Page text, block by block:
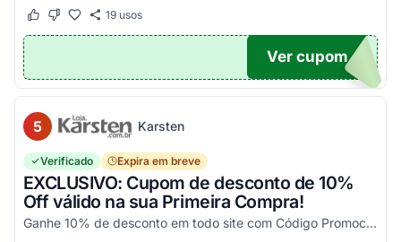
Este cupom funcionou
Este cupom não funcionou
19usos
OM50
Ver cupom
5 Karsten
Verificado Expira em breve
EXCLUSIVO: Cupom de desconto de 10%
Off válido na sua Primeira Compra!
Ganhe 10% de desconto em todo site com Código Promocional Karsten. Válido apenas 1 utilização por CPF. Só aqui no Agora Cupom você economiza tanto!